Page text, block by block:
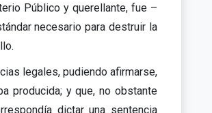
Público y querellante, fue –
necesario para destruir la
legales, pudiendo afirmarse,
producida; y que, no obstante
dictar una sentencia